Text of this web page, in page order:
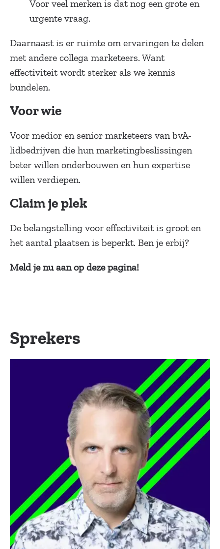
Voor veel merken is dat nog een grote en
urgente vraag.
Daarnaast is er ruimte om ervaringen te delen
met andere collega marketeers. Want
effectiviteit wordt sterker als we kennis
bundelen.
Voor wie
Voor medior en senior marketeers van bvA-
lidbedrijven die hun marketingbeslissingen
beter willen onderbouwen en hun expertise
willen verdiepen.
Claim je plek
De belangstelling voor effectiviteit is groot en
het aantal plaatsen is beperkt. Ben je erbij?
Meld je nu aan op deze pagina!
Sprekers